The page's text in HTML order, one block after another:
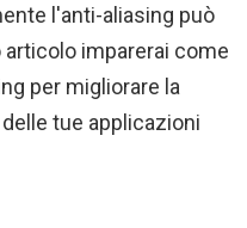
l'anti-aliasing può
imparerai come
per migliorare la
tue applicazioni